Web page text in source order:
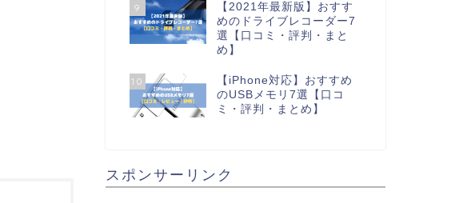
9
【2021年最新版】おすす
めのドライブレコーダー7
選【口コミ・評判・まと
め】
10
【iPhone対応】おすすめ
のUSBメモリ7選【口コ
ミ・評判・まとめ】
スポンサーリンク